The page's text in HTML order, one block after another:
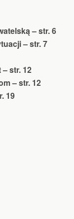
– str. 6
– str. 7
str. 12
– str. 12
19